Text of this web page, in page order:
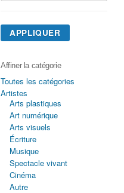
APPLIQUER
Affiner la catégorie
Toutes les catégories
Artistes
Arts plastiques
Art numérique
Arts visuels
Écriture
Musique
Spectacle vivant
Cinéma
Autre